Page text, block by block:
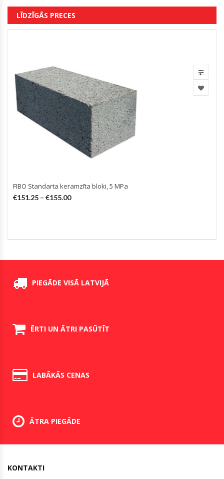
LĪDZĪGĀS PRECES
FIBO Standarta keramzīta bloki, 5 MPa
€151.25 – €155.00
PIEGĀDE VISĀ LATVIJĀ
ĒRTI UN ĀTRI PASŪTĪT
LABĀKĀS CENAS
ĀTRA PIEGĀDE
KONTAKTI